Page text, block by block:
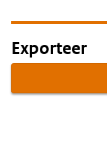
Exporteer